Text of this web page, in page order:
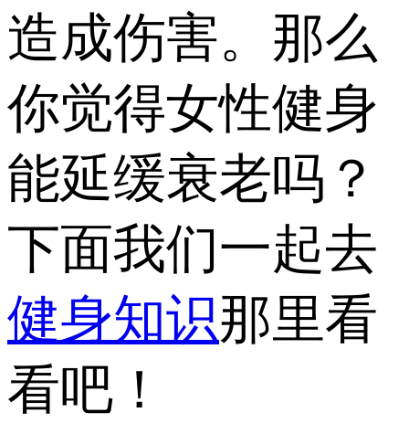
造成伤害。那么
你觉得女性健身
能延缓衰老吗？
下面我们一起去
健身知识那里看
看吧！